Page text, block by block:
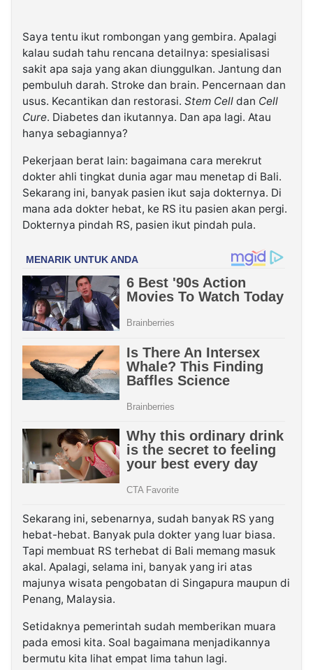
Saya tentu ikut rombongan yang gembira. Apalagi
kalau sudah tahu rencana detailnya: spesialisasi
sakit apa saja yang akan diunggulkan. Jantung dan
pembuluh darah. Stroke dan brain. Pencernaan dan
usus. Kecantikan dan restorasi. Stem Cell dan Cell
Cure. Diabetes dan ikutannya. Dan apa lagi. Atau
hanya sebagiannya?
Pekerjaan berat lain: bagaimana cara merekrut
dokter ahli tingkat dunia agar mau menetap di Bali.
Sekarang ini, banyak pasien ikut saja dokternya. Di
mana ada dokter hebat, ke RS itu pasien akan pergi.
Dokternya pindah RS, pasien ikut pindah pula.
Sekarang ini, sebenarnya, sudah banyak RS yang
hebat-hebat. Banyak pula dokter yang luar biasa.
Tapi membuat RS terhebat di Bali memang masuk
akal. Apalagi, selama ini, banyak yang iri atas
majunya wisata pengobatan di Singapura maupun di
Penang, Malaysia.
Setidaknya pemerintah sudah memberikan muara
pada emosi kita. Soal bagaimana menjadikannya
bermutu kita lihat empat lima tahun lagi.